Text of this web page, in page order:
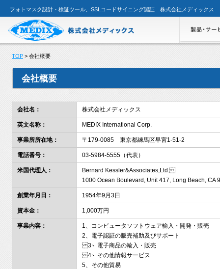
フォトマスク設計・検証ツール、SSLコードサイニング認証 株式会社メディックス
TOP > 会社概要
会社概要
会社名： 株式会社メディックス
英文名称： MEDIX International Corp.
事業所所在地： 〒179-0085 東京都練馬区早宮1-51-2
電話番号： 03-5984-5555（代表）
米国代理人：
Bernard Kessler&Associates,Ltd.
1000 Ocean Boulevard, Unit 417, Long Beach, CA
創業年月日： 1954年9月3日
資本金： 1,000万円
事業内容：
1、コンピュータソフトウェア輸入・開発・販売
2、電子認証の販売補助及びサポート
3、電子商品の輸入・販売
4、その他情報サービス
5、その他貿易